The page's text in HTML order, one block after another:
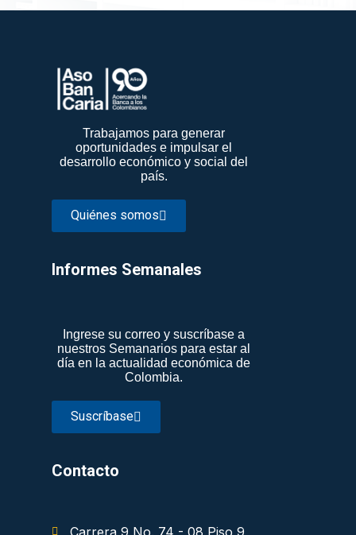
Trabajamos para generar
oportunidades e impulsar el
desarrollo económico y social del
país.
Quiénes somos
Informes Semanales​
Ingrese su correo y suscríbase a
nuestros Semanarios para estar al
día en la actualidad económica de
Colombia.
Suscríbase
Contacto
Carrera 9 No. 74 - 08 Piso 9